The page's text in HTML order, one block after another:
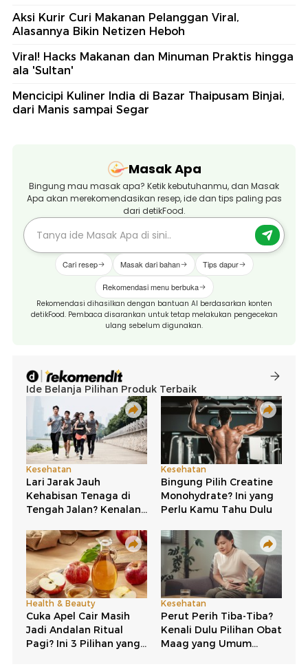
Aksi Kurir Curi Makanan Pelanggan Viral,
Alasannya Bikin Netizen Heboh
Viral! Hacks Makanan dan Minuman Praktis hingga
ala 'Sultan'
Mencicipi Kuliner India di Bazar Thaipusam Binjai,
dari Manis sampai Segar
Masak Apa
Bingung mau masak apa? Ketik kebutuhanmu, dan Masak
Apa akan merekomendasikan resep, ide dan tips paling pas
dari detikFood.
Cari resep Masak dari bahan Tips dapur
Rekomendasi menu berbuka
Rekomendasi dihasilkan dengan bantuan AI berdasarkan konten
detikFood. Pembaca disarankan untuk tetap melakukan pengecekan
ulang sebelum digunakan.